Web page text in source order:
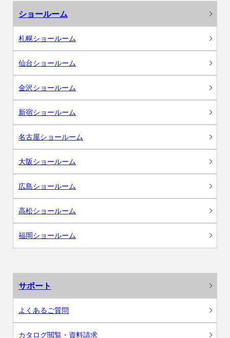
ショールーム
札幌ショールーム
仙台ショールーム
金沢ショールーム
新宿ショールーム
名古屋ショールーム
大阪ショールーム
広島ショールーム
高松ショールーム
福岡ショールーム
サポート
よくあるご質問
カタログ閲覧・資料請求